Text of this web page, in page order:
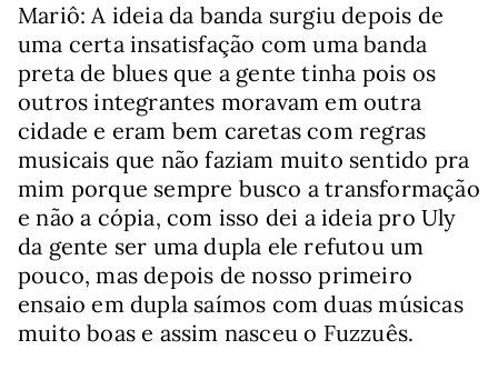
Mariô: A ideia da banda surgiu depois de
uma certa insatisfação com uma banda
preta de blues que a gente tinha pois os
outros integrantes moravam em outra
cidade e eram bem caretas com regras
musicais que não faziam muito sentido pra
mim porque sempre busco a transformação
e não a cópia, com isso dei a ideia pro Uly
da gente ser uma dupla ele refutou um
pouco, mas depois de nosso primeiro
ensaio em dupla saímos com duas músicas
muito boas e assim nasceu o Fuzzuês.